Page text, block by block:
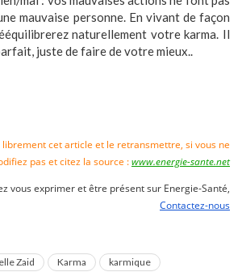
mauvaise personne. En vivant de façon
naturellement votre karma. Il
juste de faire de votre mieux..
cet article et le retransmettre, si vous ne
pas et citez la source :www.energie-sante.net
vous exprimer et être présent sur Energie-Santé,
Contactez-nous
Zaid Karma
karmique